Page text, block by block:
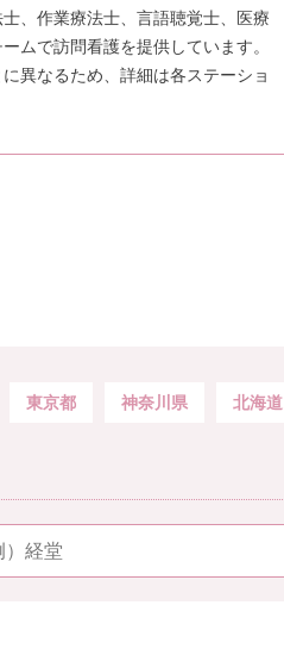
、作業療法士、言語聴覚士、医療
ムで訪問看護を提供しています。
異なるため、詳細は各ステーショ
東京都 神奈川県 北海道